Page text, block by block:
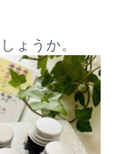
ょうか。